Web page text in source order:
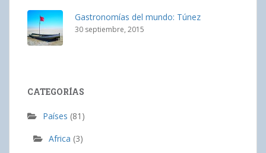
Gastronomías del mundo: Túnez
30 septiembre, 2015
CATEGORÍAS
Países (81)
Africa (3)